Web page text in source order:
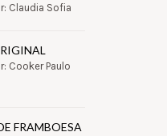
Claudia Sofia
Cooker Paulo
FRAMBOESA